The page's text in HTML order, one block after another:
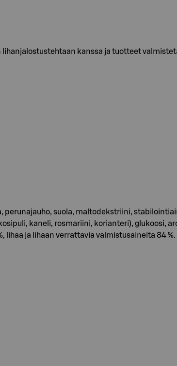
kanssa ja tuotteet
perunajauho, suola, maltodekstriini,
kaneli, rosmariini, korianteri), glukoosi,
ja lihaan verrattavia valmistusaineita 84 %.